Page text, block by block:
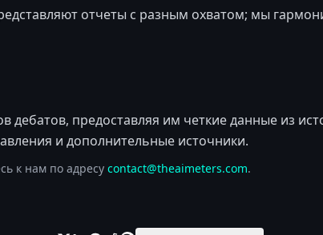
отчеты с разным охватом; мы
предоставляя им четкие данные из
и дополнительные источники.
к нам по адресу contact@theaimeters.com.